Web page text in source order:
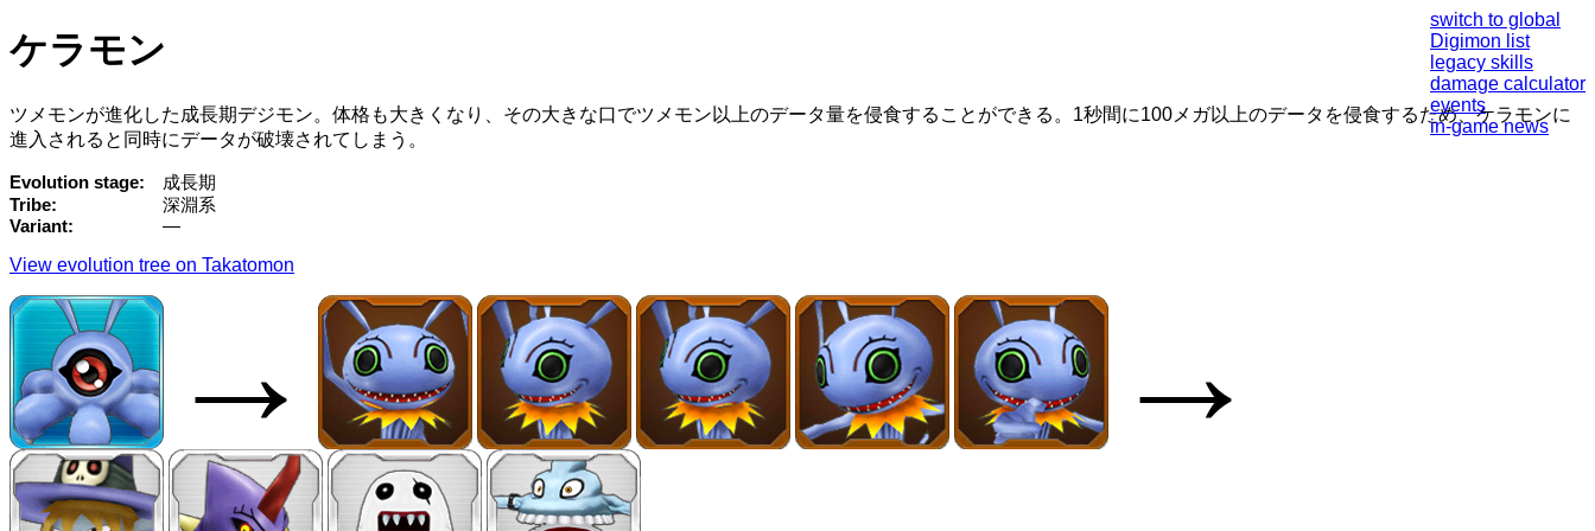
switch to global
Digimon list
legacy skills
damage calculator
events
in-game news
ケラモン
ツメモンが進化した成長期デジモン。体格も大きくなり、その大きな口でツメモン以上のデータ量を侵食することができる。1秒間に100メガ以上のデータを侵食するため、ケラモンに
進入されると同時にデータが破壊されてしまう。
Evolution stage
成長期
Tribe
深淵系
Variant
—
View evolution tree on Takatomon
→ →